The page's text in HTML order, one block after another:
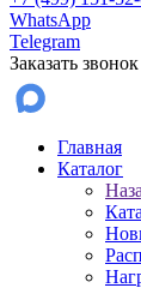
WhatsApp
Telegram
Заказать звонок
Главная
Каталог